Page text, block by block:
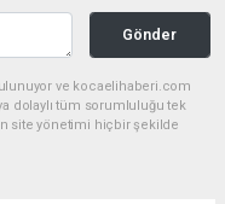
Gönder
ve kocaelihaberi.com
dolaylı tüm sorumluluğu tek
site yönetimi hiçbir şekilde